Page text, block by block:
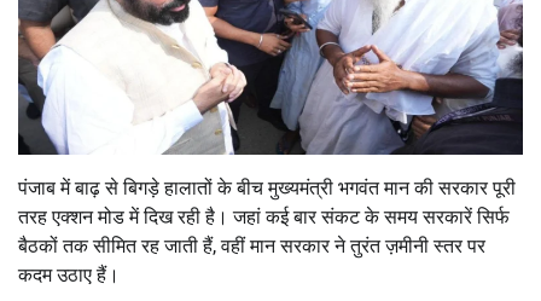
पंजाब में बाढ़ से बिगड़े हालातों के बीच मुख्यमंत्री भगवंत मान की सरकार पूरी
तरह एक्शन मोड में दिख रही है। जहां कई बार संकट के समय सरकारें सिर्फ
बैठकों तक सीमित रह जाती हैं, वहीं मान सरकार ने तुरंत ज़मीनी स्तर पर
कदम उठाए हैं।